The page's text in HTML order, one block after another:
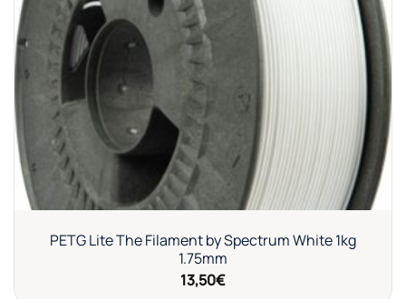
Añadir
a la
lista de
deseos
PETG Lite The Filament by Spectrum White 1kg
1.75mm
13,50€